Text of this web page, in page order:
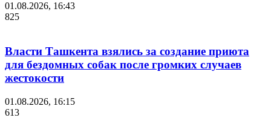
01.08.2026, 16:43
825
Власти Ташкента взялись за создание приюта
для бездомных собак после громких случаев
жестокости
01.08.2026, 16:15
613